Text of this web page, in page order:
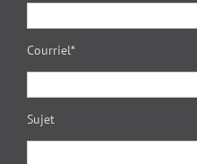
Courriel*
Sujet